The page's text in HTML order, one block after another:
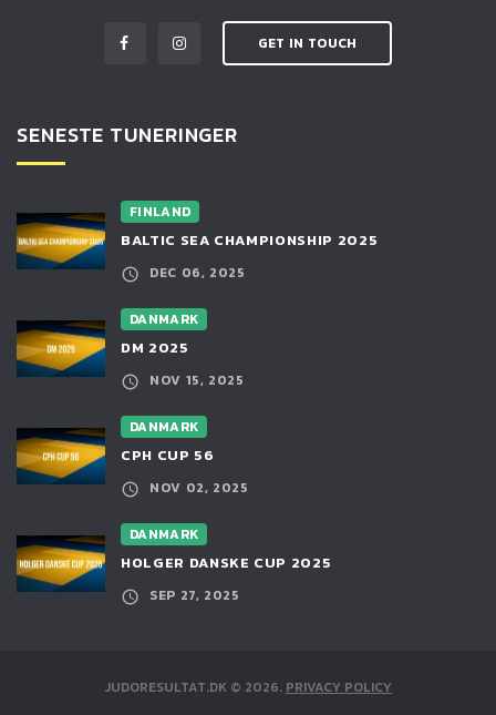
GET IN TOUCH
SENESTE TUNERINGER
FINLAND
BALTIC SEA CHAMPIONSHIP 2025
DEC 06, 2025
DANMARK
DM 2025
NOV 15, 2025
DANMARK
CPH CUP 56
NOV 02, 2025
DANMARK
HOLGER DANSKE CUP 2025
SEP 27, 2025
JUDORESULTAT.DK © 2026. PRIVACY POLICY